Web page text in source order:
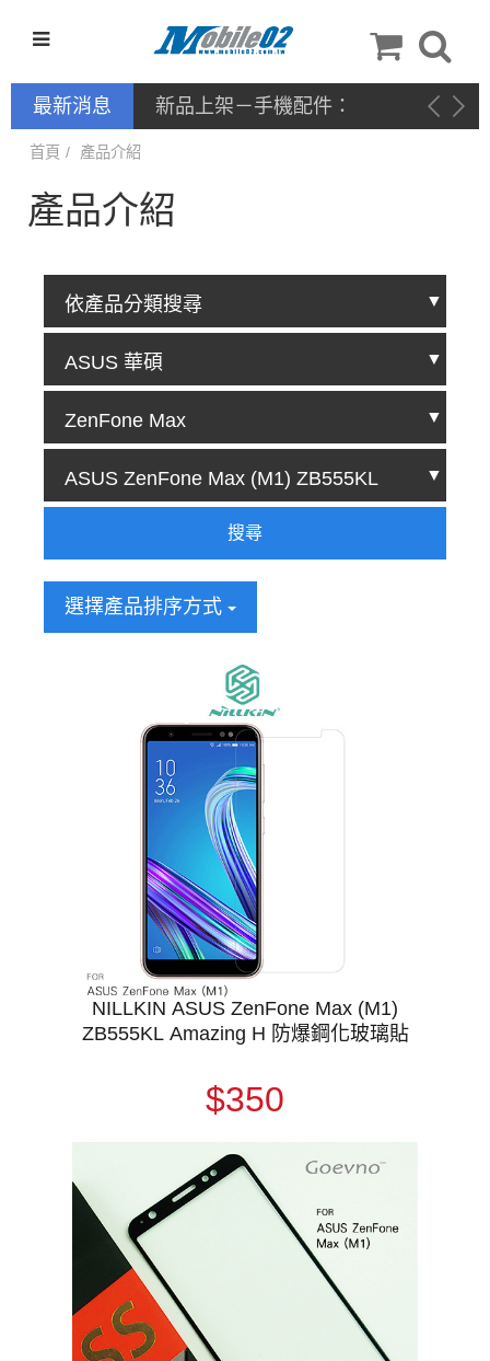
最新消息 停產通告
首頁 產品介紹
產品介紹
搜尋
選擇產品排序方式
NILLKIN ASUS ZenFone Max (M1)
ZB555KL Amazing H 防爆鋼化玻璃貼
$350